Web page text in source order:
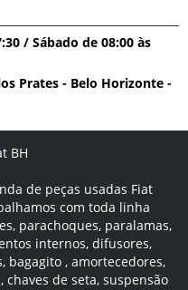
/ Sábado de 08:00 às
Prates - Belo Horizonte -
BH
de peças usadas Fiat
com toda linha
parachoques, paralamas,
internos, difusores,
bagagito , amortecedores,
de seta, suspensão